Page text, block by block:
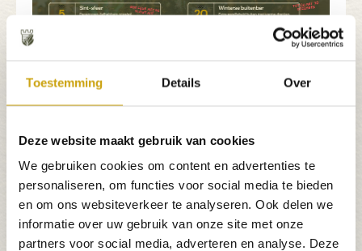
Toestemming Details Over
Deze website maakt gebruik van cookies
We gebruiken cookies om content en advertenties te
personaliseren, om functies voor social media te bieden
en om ons websiteverkeer te analyseren. Ook delen we
informatie over uw gebruik van onze site met onze
partners voor social media, adverteren en analyse. Deze
Meer weten over Festive Season?
Meer informatie